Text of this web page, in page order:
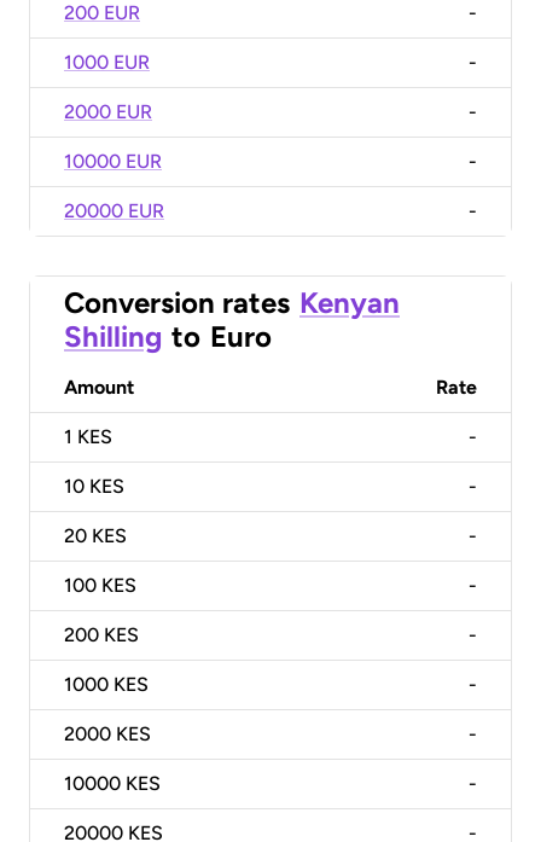
200 EUR -
1000 EUR -
2000 EUR -
10000 EUR -
20000 EUR -
Conversion rates Kenyan
Shilling to Euro
Amount Rate
1 KES -
10 KES -
20 KES -
100 KES -
200 KES -
1000 KES -
2000 KES -
10000 KES -
20000 KES -